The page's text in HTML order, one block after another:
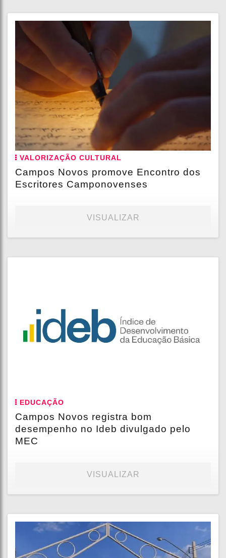
VALORIZAÇÃO CULTURAL
Campos Novos promove Encontro dos
Escritores Camponovenses
VISUALIZAR
EDUCAÇÃO
Campos Novos registra bom
desempenho no Ideb divulgado pelo
MEC
VISUALIZAR